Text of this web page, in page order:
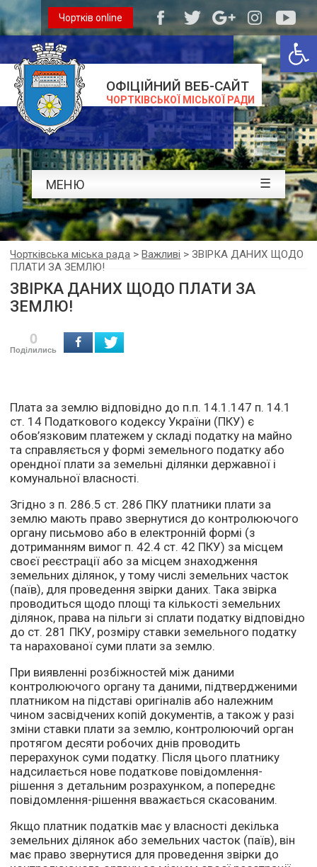
ОФІЦІЙНИЙ ВЕБ-САЙТ
ЧОРТКІВСЬКОЇ МІСЬКОЇ РАДИ
Чортків online
МЕНЮ ☰
Чортківська міська рада >Важливі >ЗВІРКА ДАНИХ ЩОДО
ПЛАТИ ЗА ЗЕМЛЮ!
ЗВІРКА ДАНИХ ЩОДО ПЛАТИ ЗА
ЗЕМЛЮ!
0
Поділились
Плата за землю відповідно до п.п. 14.1.147 п. 14.1
ст. 14 Податкового кодексу України (ПКУ) є
обов’язковим платежем у складі податку на майно
та справляється у формі земельного податку або
орендної плати за земельні ділянки державної і
комунальної власності.
Згідно з п. 286.5 ст. 286 ПКУ платники плати за
землю мають право звернутися до контролюючого
органу письмово або в електронній формі (з
дотриманням вимог п. 42.4 ст. 42 ПКУ) за місцем
своєї реєстрації або за місцем знаходження
земельних ділянок, у тому числі земельних часток
(паїв), для проведення звірки даних. Така звірка
проводиться щодо площі та кількості земельних
ділянок, права на пільги зі сплати податку відповідно
до ст. 281 ПКУ, розміру ставки земельного податку
та нарахованої суми плати за землю.
При виявленні розбіжностей між даними
контролюючого органу та даними, підтвердженими
платником на підставі оригіналів або належним
чином засвідчених копій документів, а також у разі
зміни ставки плати за землю, контролюючий орган
протягом десяти робочих днів проводить
перерахунок суми податку. Після цього платнику
надсилається нове податкове повідомлення-
рішення з детальним розрахунком, а попереднє
повідомлення-рішення вважається скасованим.
Якщо платник податків має у власності декілька
земельних ділянок або земельних часток (паїв), він
має право звернутися для проведення звірки до